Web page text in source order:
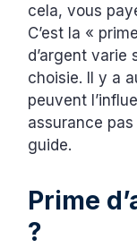
cela, vous
C’est la «
d’argent varie
choisie. Il y a
peuvent
assurance
guide.
Prime
?